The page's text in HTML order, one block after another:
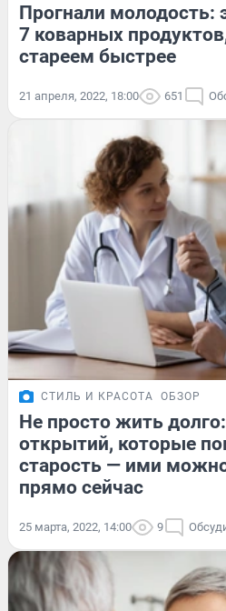
Прогнали молодость:
7 коварных
стареем быстрее
21 апреля, 2022, 18:00 651
СТИЛЬ И КРАСОТА ОБЗОР
Не просто жить
открытий, которые
старость — ими
прямо сейчас
25 марта, 2022, 14:00 9